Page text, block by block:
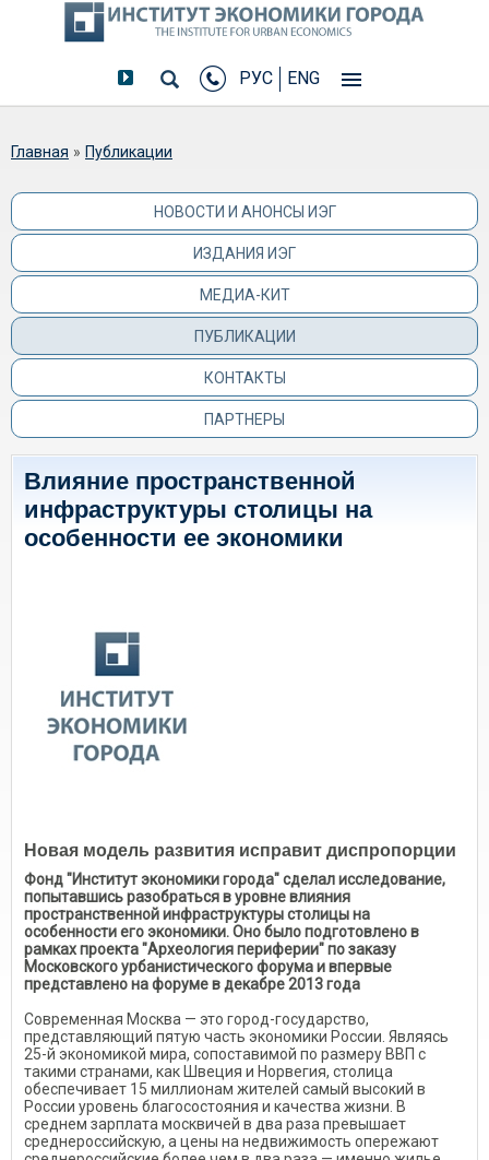
РУС ENG
Вы здесь
Главная » Публикации
НОВОСТИ И АНОНСЫ ИЭГ
ИЗДАНИЯ ИЭГ
МЕДИА-КИТ
ПУБЛИКАЦИИ
КОНТАКТЫ
ПАРТНЕРЫ
Влияние пространственной
инфраструктуры столицы на
особенности ее экономики
Новая модель развития исправит диспропорции
Фонд "Институт экономики города" сделал исследование,
попытавшись разобраться в уровне влияния
пространственной инфраструктуры столицы на
особенности его экономики. Оно было подготовлено в
рамках проекта "Археология периферии" по заказу
Московского урбанистического форума и впервые
представлено на форуме в декабре 2013 года
Современная Москва — это город-государство,
представляющий пятую часть экономики России. Являясь
25-й экономикой мира, сопоставимой по размеру ВВП с
такими странами, как Швеция и Норвегия, столица
обеспечивает 15 миллионам жителей самый высокий в
России уровень благосостояния и качества жизни. В
среднем зарплата москвичей в два раза превышает
среднероссийскую, а цены на недвижимость опережают